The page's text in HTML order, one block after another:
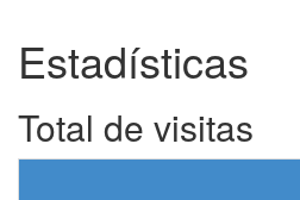
Estadísticas
Total de visitas